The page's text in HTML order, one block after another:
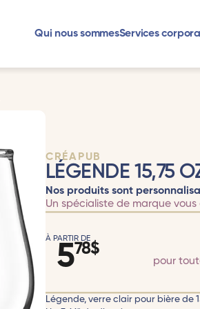
Qui nous sommesServices
CRÉAPUB
LÉGENDE 15,75
Nos produits sont
Un spécialiste de marque
À PARTIR DE
578$
pour
Légende, verre clair pour bière de